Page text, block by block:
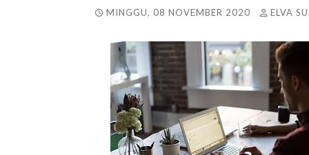
MINGGU, 08 NOVEMBER 2020 ELVA